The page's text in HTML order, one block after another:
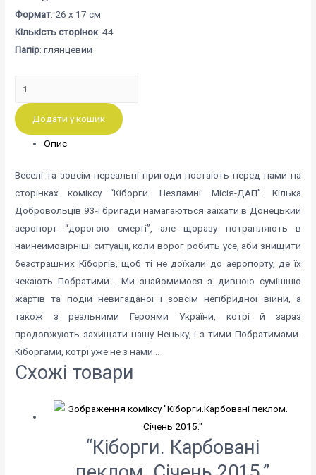
Формат: 26 х 17 см
Кількість сторінок: 44
Папір: глянцевий
Незламні:
місія
кількість
Додати у кошик
Опис
Веселі та зовсім нереальні пригоди постають перед нами на
сторінках коміксу “Кіборги. Незламні: Місія-ДАП”. Кілька
Добровольців 93-ї бригади намагаються заїхати в Донецький
аеропорт “дорогою смерті”, але щоразу потрапляють в
найнеймовірніші ситуації, коли ворог робить усе, аби знищити
безстрашних Кіборгів, щоб ті не доїхали до аеропорту, де їх
чекають Побратими… Ми знайомимося з дивною сумішшю
жартів та подій невигаданої і зовсім негібридної війни, а
також з реальними Героями України, котрі й зараз
продовжують захищати нашу Неньку, і з тими Побратимами-
Кіборгами, котрі уже не з нами…
Схожі товари
“Кіборги. Карбовані